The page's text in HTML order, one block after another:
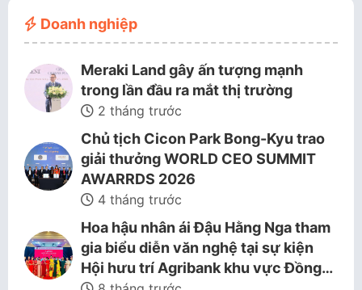
Doanh nghiệp
Meraki Land gây ấn tượng mạnh
trong lần đầu ra mắt thị trường
2 tháng trước
Chủ tịch Cicon Park Bong-Kyu trao
giải thưởng WORLD CEO SUMMIT
AWARRDS 2026
4 tháng trước
Hoa hậu nhân ái Đậu Hằng Nga tham
gia biểu diễn văn nghệ tại sự kiện
Hội hưu trí Agribank khu vực Đồng…